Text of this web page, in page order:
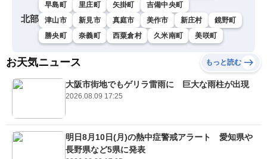
早島町
里庄町 矢掛町 吉備中央町
北部 津山市 新見市 真庭市 美作市 新庄村
鏡野町
勝央町
奈義町 西粟倉村 久米南町 美咲町
お天気ニュース もっと読む
大阪市街地でもゲリラ雷雨に 巨大な雨柱が出現
2026.08.09 17:25
明日8月10日(月)の熱中症警戒アラート 愛知県や
長野県など5県に発表